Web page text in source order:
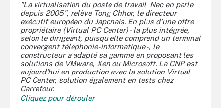
"La virtualisation du poste de travail, Nec en parle
depuis 2005", relève Tong Chhor, le directeur
exécutif européen du Japonais. En plus d'une offre
propriétaire (Virtual PC Center) - la plus intégrée,
selon le dirigeant, puisqu'elle comprend un terminal
convergent téléphonie-informatique -, le
constructeur a adapté sa gamme en proposant les
solutions de VMware, Xen ou Microsoft. La CNP est
aujourd'hui en production avec la solution Virtual
PC Center, solution également en tests chez
Carrefour.
Cliquez pour dérouler